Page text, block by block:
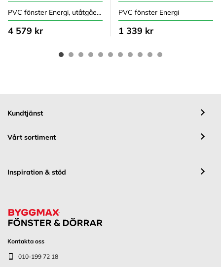
PVC fönster Energi, utåtgående
4 579 kr
PVC fönster Energi
1 339 kr
Kundtjänst
Vårt sortiment
Inspiration & stöd
Kontakta oss
010-199 72 18